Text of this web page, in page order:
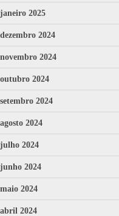
janeiro 2025
dezembro 2024
novembro 2024
outubro 2024
setembro 2024
agosto 2024
julho 2024
junho 2024
maio 2024
abril 2024